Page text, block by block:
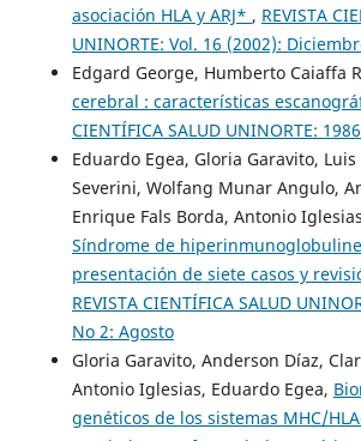
asociación HLA y ARJ* , REVISTA
UNINORTE: Vol. 16 (2002):
Edgard George, Humberto Caiaffa
cerebral : características
CIENTÍFICA SALUD UNINORTE:
Eduardo Egea, Gloria Garavito,
Severini, Wolfang Munar Angulo,
Enrique Fals Borda, Antonio
Síndrome de
presentación de siete casos y
REVISTA CIENTÍFICA SALUD
No 2: Agosto
Gloria Garavito, Anderson Díaz,
Antonio Iglesias, Eduardo Egea,
genéticos de los sistemas MHC/